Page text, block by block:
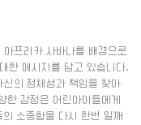
프리카 사바나를 배경으로
한 메시지를 담고 있습니다.
의 정체성과 책임을 찾아
한 감정은 어린아이들에게
소중함을 다시 한번 일깨